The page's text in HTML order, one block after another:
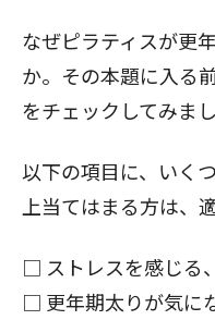
なぜピラティスが更
か。その本題に入る
をチェックしてみまし
以下の項目に、いく
上当てはまる方は、
□ ストレスを感じる
□ 更年期太りが気に